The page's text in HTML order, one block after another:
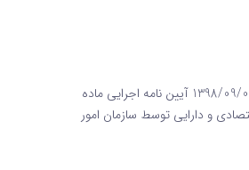
آیین نامه اجرایی ماده 219 قانون مالیات های مستقیم اصلاحیه مصوب 1394/04/31 در تاریخ 1398/09/09 آیین نامه اجرایی ماده
وزیر محترم امور اقتصادی و دارایی توسط سازمان امور